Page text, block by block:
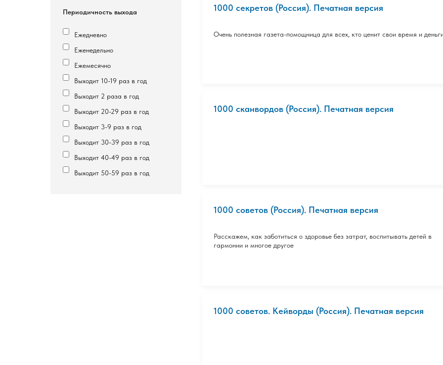
Периодичность выхода
Ежедневно
Еженедельно
Ежемесячно
Выходит 10-19 раз в год
Выходит 2 раза в год
Выходит 20-29 раз в год
Выходит 3-9 раз в год
Выходит 30-39 раз в год
Выходит 40-49 раз в год
Выходит 50-59 раз в год
1000 секретов (Россия). Печатная версия
Очень полезная газета-помощница для всех, кто ценит свои время и
1000 сканвордов (Россия). Печатная версия
1000 советов (Россия). Печатная версия
Расскажем, как заботиться о здоровье без затрат, воспитывать детей в
гармонии и многое другое
1000 советов. Кейворды (Россия). Печатная версия